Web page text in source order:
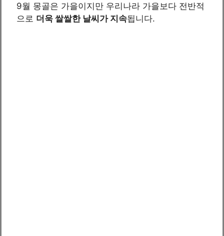
9월 몽골은 가을이지만 우리나라 가을보다 전반적
으로 더욱 쌀쌀한 날씨가 지속됩니다.